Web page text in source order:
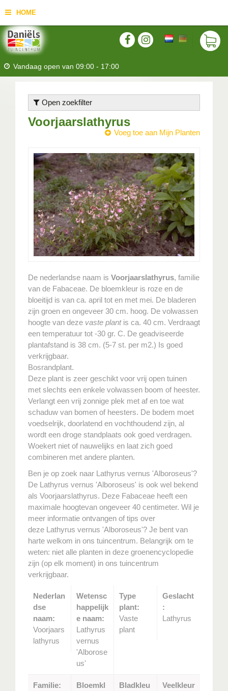
HOME
Vandaag open van 09:00 - 17:00
Open zoekfilter
Voorjaarslathyrus
Voeg toe aan Mijn Planten
De nederlandse naam is Voorjaarslathyrus, familie
van de Fabaceae. De bloemkleur is roze en de
bloeitijd is van ca. april tot en met mei. De bladeren
zijn groen en ongeveer 30 cm. hoog. De volwassen
hoogte van deze vaste plantis ca. 40 cm. Verdraagt
een temperatuur tot -30 gr. C. De geadviseerde
plantafstand is 38 cm. (5-7 st. per m2.) Is goed
verkrijgbaar.
Bosrandplant.
Deze plant is zeer geschikt voor vrij open tuinen
met slechts een enkele volwassen boom of heester.
Verlangt een vrij zonnige plek met af en toe wat
schaduw van bomen of heesters. De bodem moet
voedselrijk, doorlatend en vochthoudend zijn, al
wordt een droge standplaats ook goed verdragen.
Woekert niet of nauwelijks en laat zich goed
combineren met andere planten.
Ben je op zoek naar Lathyrus vernus 'Alboroseus'?
De Lathyrus vernus 'Alboroseus' is ook wel bekend
als Voorjaarslathyrus. Deze Fabaceae heeft een
maximale hoogtevan ongeveer 40 centimeter. Wil je
meer informatie ontvangen of tips over
deze Lathyrus vernus 'Alboroseus'? Je bent van
harte welkom in ons tuincentrum. Belangrijk om te
weten: niet alle planten in deze groenencyclopedie
zijn (op elk moment) in ons tuincentrum
verkrijgbaar.
Nederlan
dse
naam:
Voorjaars
lathyrus
Wetensc
happelijk
e naam:
Lathyrus
vernus
'Alborose
us'
Type
plant:
Vaste
plant
Geslacht
:
Lathyrus
Familie:
Bloemkl
Bladkleu
Veelkleur